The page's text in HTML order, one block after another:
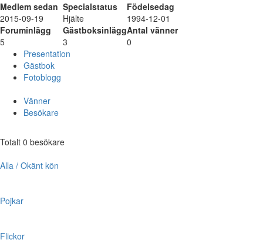
Medlem sedan Specialstatus
Födelsedag
2015-09-19
Hjälte
1994-12-01
Foruminlägg
GästboksinläggAntal vänner
5
3
0
Presentation
Gästbok
Fotoblogg
Vänner
Besökare
Totalt 0 besökare
Alla / Okänt kön
Pojkar
Flickor